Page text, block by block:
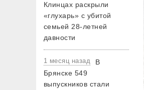
Клинцах раскрыли
«глухарь» с убитой
семьей 28-летней
давности
1 месяц назад
В
Брянске 549
выпускников стали